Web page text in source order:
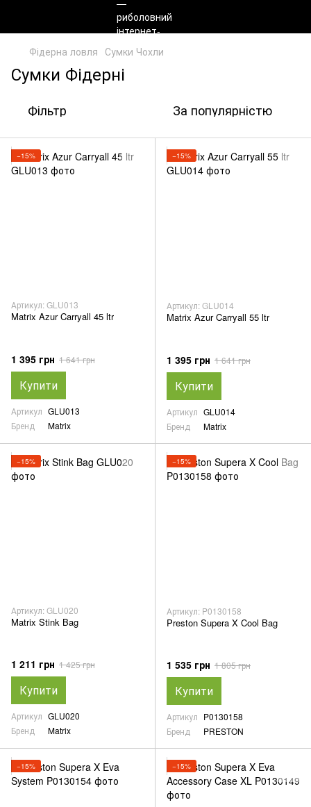
Фідерна ловля Сумки Чохли
Сумки Фідерні
Фільтр За популярністю
−15%
Артикул: GLU013
Matrix Azur Carryall 45 ltr
1 395 грн 1 641 грн
Купити
Артикул GLU013
Бренд
Matrix
−15%
Артикул: GLU014
Matrix Azur Carryall 55 ltr
1 395 грн 1 641 грн
Купити
Артикул GLU014
Бренд
Matrix
−15%
Артикул: GLU020
Matrix Stink Bag
1 211 грн 1 425 грн
Купити
Артикул GLU020
Бренд
Matrix
−15%
Артикул: P0130158
Preston Supera X Cool Bag
1 535 грн 1 805 грн
Купити
Артикул P0130158
Бренд
PRESTON
−15% −15%